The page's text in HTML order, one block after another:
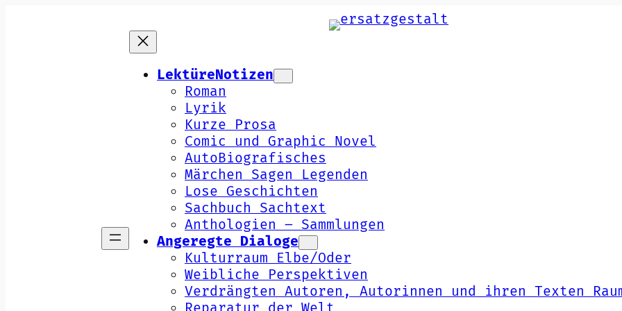
LektüreNotizen
Roman
Lyrik
Kurze Prosa
Comic und Graphic Novel
AutoBiografisches
Märchen Sagen Legenden
Lose Geschichten
Sachbuch Sachtext
Anthologien – Sammlungen
Angeregte Dialoge
Kulturraum Elbe/Oder
Weibliche Perspektiven
Verdrängten Autoren, Autorinnen und ihren Texten